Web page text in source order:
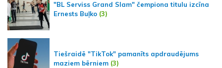
"BL Serviss Grand Slam" čempiona titulu izcīna
Ernests Buļko (3)
Tiešraidē "TikTok" pamanīts apdraudējums
maziem bērniem (3)